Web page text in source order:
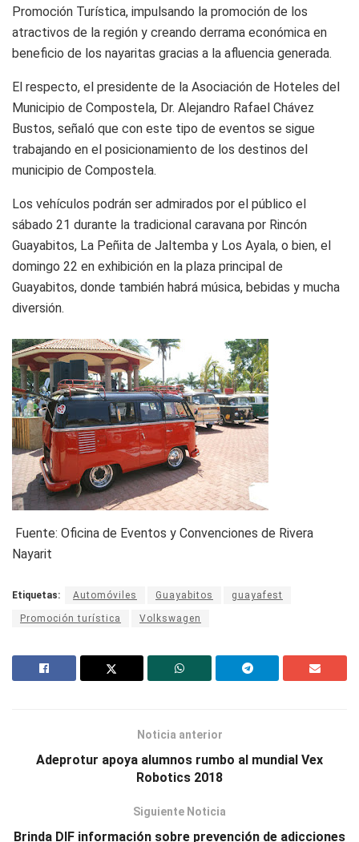
Promoción Turística, impulsando la promoción de los
atractivos de la región y creando derrama económica en
beneficio de los nayaritas gracias a la afluencia generada.
El respecto, el presidente de la Asociación de Hoteles del
Municipio de Compostela, Dr. Alejandro Rafael Chávez
Bustos, señaló que con este tipo de eventos se sigue
trabajando en el posicionamiento de los destinos del
municipio de Compostela.
Los vehículos podrán ser admirados por el público el
sábado 21 durante la tradicional caravana por Rincón
Guayabitos, La Peñita de Jaltemba y Los Ayala, o bien, el
domingo 22 en exhibición en la plaza principal de
Guayabitos, donde también habrá música, bebidas y mucha
diversión.
Fuente: Oficina de Eventos y Convenciones de Rivera
Nayarit
Etiquetas: Automóviles Guayabitos guayafest
Promoción turística Volkswagen
Noticia anterior
Adeprotur apoya alumnos rumbo al mundial Vex
Robotics 2018
Siguiente Noticia
Brinda DIF información sobre prevención de adicciones